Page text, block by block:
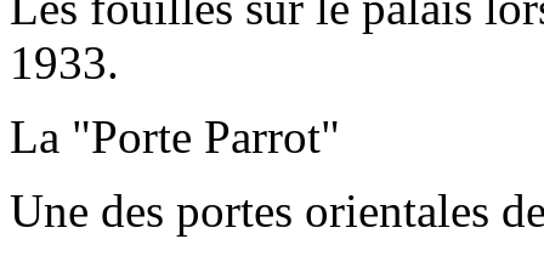
1933.
La "Porte Parrot"
Une des portes orientales